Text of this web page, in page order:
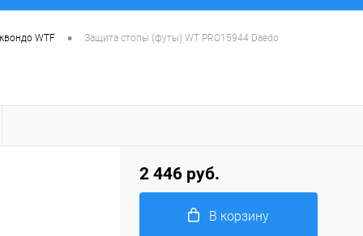
WTF • Защита стопы (футы) WT PRO15944 Daedo
2 446 руб.
В корзину